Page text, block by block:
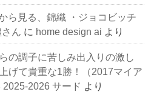
ら見る、錦織 ・ジョコビッチ
ん に home design ai より
の調子に苦しみ出入りの激し
げて貴重な1勝！（2017マイア
2025-2026 サード より